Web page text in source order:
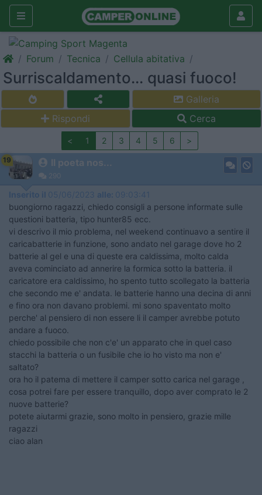
Forum Tecnica Cellula abitativa
Surriscaldamento... quasi fuoco!
Galleria
Rispondi
Cerca
< 1 2 3 4 5 6 >
19 Il poeta nos...
290
Inserito il 05/06/2023 alle: 09:03:41
buongiorno ragazzi, chiedo consigli a persone informate sulle
questioni batteria, tipo hunter85 ecc.
vi descrivo il mio problema, nel weekend continuavo a sentire il
caricabatterie in funzione, sono andato nel garage dove ho 2
batterie al gel e una di queste era caldissima, molto calda
aveva cominciato ad annerire la formica sotto la batteria. il
caricatore era caldissimo, ho spento tutto scollegato la batteria
che secondo me e' andata. le batterie hanno una decina di anni
e fino ora non davano problemi. mi sono spaventato molto
perche' al pensiero di non essere li il camper avrebbe potuto
andare a fuoco.
chiedo possibile che non c'e' un apparato che in quel caso
stacchi la batteria o un fusibile che io ho visto ma non e'
saltato?
ora ho il patema di mettere il camper sotto carica nel garage ,
cosa potrei fare per essere tranquillo, dopo aver comprato le 2
nuove batterie?
potete aiutarmi grazie, sono molto in pensiero, grazie mille
ragazzi
ciao alan